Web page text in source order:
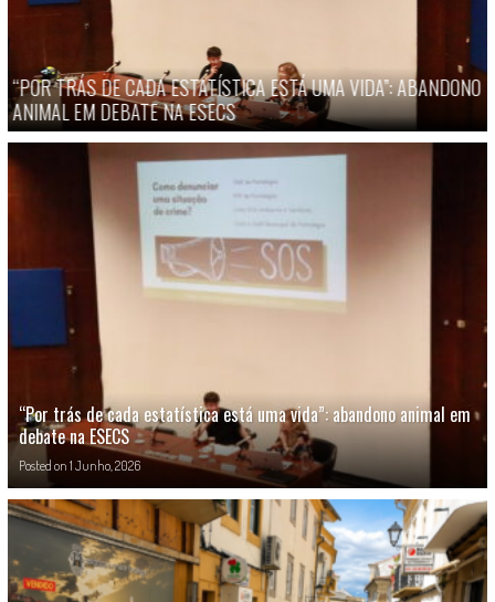
ABANDONO O ABANDONO DO COMÉRCIO LOCAL – RUA DO
(PORTALEGRE)
“Por trás de cada estatística está uma vida”: abandono animal em
debate na ESECS
Posted on 1 Junho, 2026